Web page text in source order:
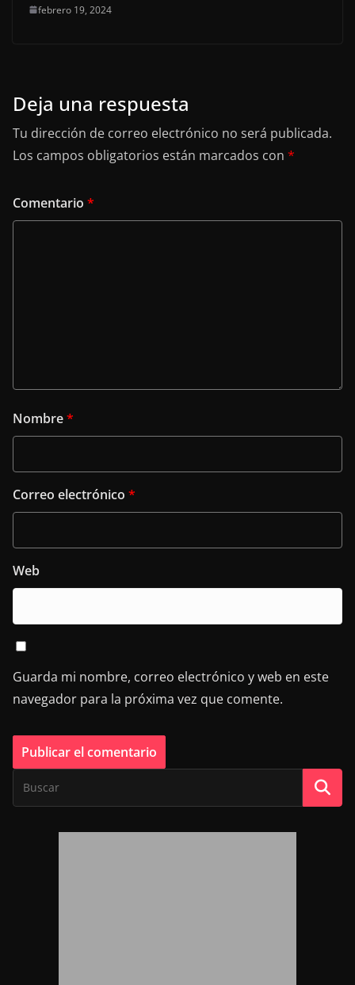
febrero 19, 2024
Deja una respuesta
Tu dirección de correo electrónico no será publicada.
Los campos obligatorios están marcados con *
Comentario *
Nombre*
Correo electrónico *
Web
Guarda mi nombre, correo electrónico y web en este
navegador para la próxima vez que comente.